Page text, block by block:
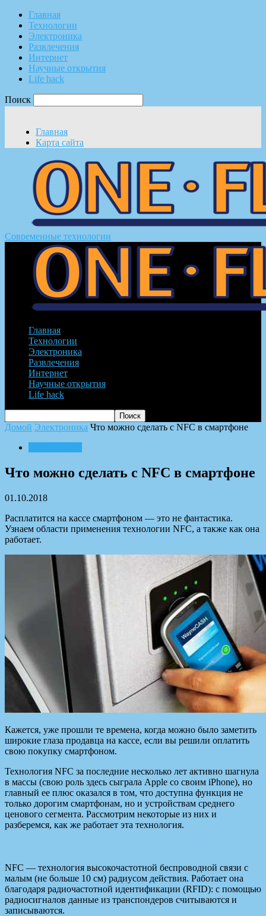
Главная
Технологии
Электроника
Развлечения
Интернет
Научные открытия
Life hack
Поиск
Главная
Карта сайта
Современные технологии
Главная
Технологии
Электроника
Развлечения
Интернет
Научные открытия
Life hack
Домой Электроника Что можно сделать с NFC в смартфоне
Что можно сделать с NFC в смартфоне
01.10.2018
Расплатится на кассе смартфоном — это не фантастика.
Узнаем области применения технологии NFC, а также как она
работает.
Кажется, уже прошли те времена, когда можно было заметить
широкие глаза продавца на кассе, если вы решили оплатить
свою покупку смартфоном.
Технология NFC за последние несколько лет активно шагнула
в массы (свою роль здесь сыграла Apple со своим iPhone), но
главный ее плюс оказался в том, что доступна функция не
только дорогим смартфонам, но и устройствам среднего
ценового сегмента. Рассмотрим некоторые из них и
разберемся, как же работает эта технология.
NFC — технология высокочастотной беспроводной связи с
малым (не больше 10 см) радиусом действия. Работает она
благодаря радиочастотной идентификации (RFID): с помощью
радиосигналов данные из транспондеров считываются и
записываются.